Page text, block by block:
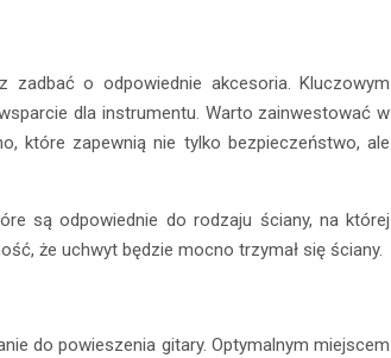
o odpowiednie akcesoria. Kluczowym
dla instrumentu. Warto zainwestować w
które zapewnią nie tylko bezpieczeństwo, ale
są odpowiednie do rodzaju ściany, na której
że uchwyt będzie mocno trzymał się ściany.
do powieszenia gitary. Optymalnym miejscem